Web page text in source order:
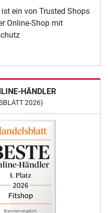
ein von Trusted Shops
Online-Shop mit
HÄNDLER
2026)